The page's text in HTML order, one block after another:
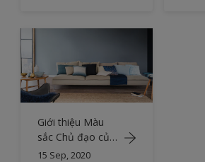
Giới thiệu Màu
sắc Chủ đạo của
Năm 2017
15 Sep, 2020